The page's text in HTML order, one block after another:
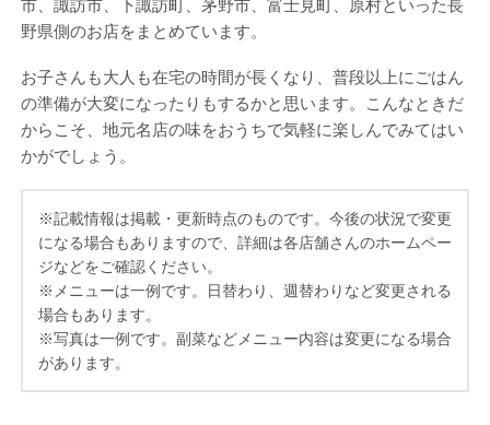
市、諏訪市、下諏訪町、茅野市、富士見町、原村といった長
野県側のお店をまとめています。
お子さんも大人も在宅の時間が長くなり、普段以上にごはん
の準備が大変になったりもするかと思います。こんなときだ
からこそ、地元名店の味をおうちで気軽に楽しんでみてはい
かがでしょう。
※記載情報は掲載・更新時点のものです。今後の状況で変更
になる場合もありますので、詳細は各店舗さんのホームペー
ジなどをご確認ください。
※メニューは一例です。日替わり、週替わりなど変更される
場合もあります。
※写真は一例です。副菜などメニュー内容は変更になる場合
があります。